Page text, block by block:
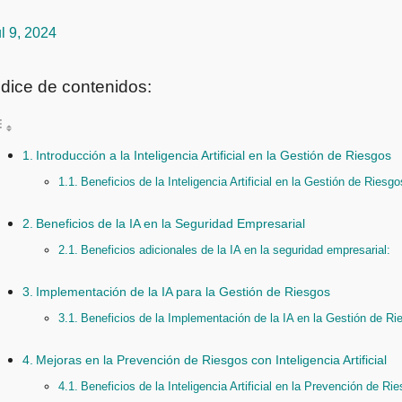
9, 2024
de contenidos:
Introducción a la Inteligencia Artificial en la Gestión de Riesgos
Beneficios de la Inteligencia Artificial en la Gestión de
Beneficios de la IA en la Seguridad Empresarial
Beneficios adicionales de la IA en la seguridad empresarial:
Implementación de la IA para la Gestión de Riesgos
Beneficios de la Implementación de la IA en la Gestión de
Mejoras en la Prevención de Riesgos con Inteligencia Artificial
Beneficios de la Inteligencia Artificial en la Prevención de